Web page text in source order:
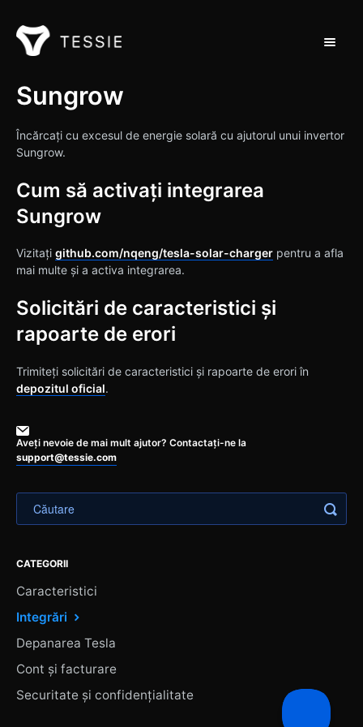
Toggle
Contactați
Sungrow
Încărcați cu excesul de energie solară cu ajutorul unui invertor
Sungrow.
Cum să activați integrarea
Sungrow
Vizitați github.com/nqeng/tesla-solar-charger pentru a afla
mai multe și a activa integrarea.
Solicitări de caracteristici și
rapoarte de erori
Trimiteți solicitări de caracteristici și rapoarte de erori în
depozitul oficial.
Aveți nevoie de mai mult ajutor? Contactați-ne la
support@tessie.com
CATEGORII
Caracteristici
Integrări
Depanarea Tesla
Cont și facturare
Securitate și confidențialitate